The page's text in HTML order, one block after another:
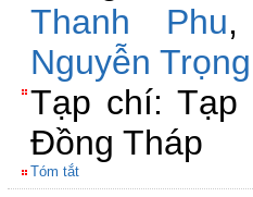
Thanh Phu
Nguyễn
Tạp chí:
Đồng Tháp
Tóm tắt